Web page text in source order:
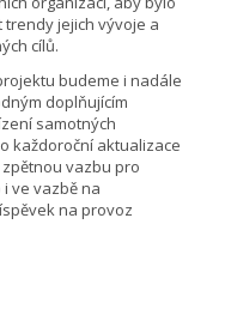
jejich vývoje a
cílů.
budeme i nadále
doplňujícím
samotných
každoroční aktualizace
vazbu pro
ve vazbě na
na provoz